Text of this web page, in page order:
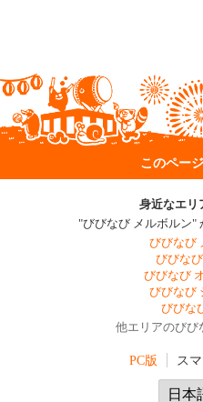
このペー
身近なエリ
"びびなび メルボルン"
びびなび
びびな
びびなび
びびなび
びびな
他エリアのびび
PC版 ス